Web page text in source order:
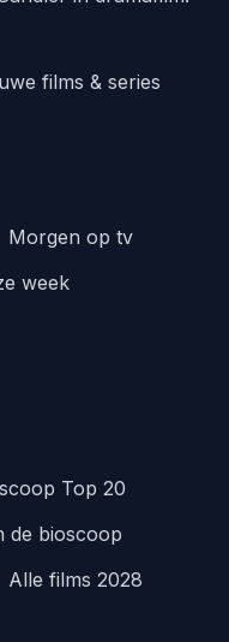
films & series
Morgen op tv
week
Top 20
de bioscoop
Alle films 2028